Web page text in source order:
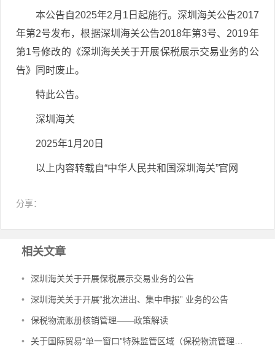
本公告自2025年2月1日起施行。深圳海关公告2017
年第2号发布，根据深圳海关公告2018年第3号、2019年
第1号修改的《深圳海关关于开展保税展示交易业务的公
告》同时废止。
特此公告。
深圳海关
2025年1月20日
以上内容转载自“中华人民共和国深圳海关”官网
分享：
相关文章
• 深圳海关关于开展保税展示交易业务的公告
• 深圳海关关于开展“批次进出、集中申报” 业务的公告
• 保税物流账册核销管理——政策解读
• 关于国际贸易“单一窗口”特殊监管区域（保税物流管理）系统更新的通知